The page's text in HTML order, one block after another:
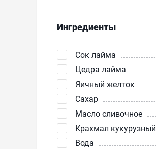
Ингредиенты
Сок лайма
Цедра лайма
Яичный желток
Сахар
Масло сливочное
Крахмал кукурузный
Вода